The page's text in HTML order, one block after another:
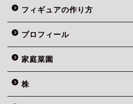
フィギュアの作り方
プロフィール
家庭菜園
株